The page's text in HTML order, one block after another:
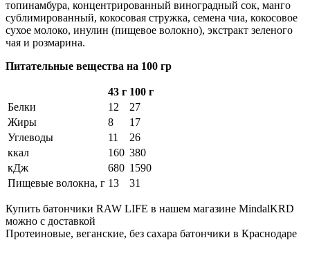
топинамбура, концентрированный виноградный сок, манго
сублимированный, кокосовая стружка, семена чиа, кокосовое
сухое молоко, инулин (пищевое волокно), экстракт зеленого
чая и розмарина.
Питательные вещества на 100 гр
43 г 100 г
Белки
12
27
Жиры
8
17
Углеводы
11
26
ккал
160 380
кДж
680 1590
Пищевые волокна, г 13 31
Купить батончики RAW LIFE в нашем магазине MindalKRD
можно с доставкой
Протеиновые, веганские, без сахара батончики в Краснодаре